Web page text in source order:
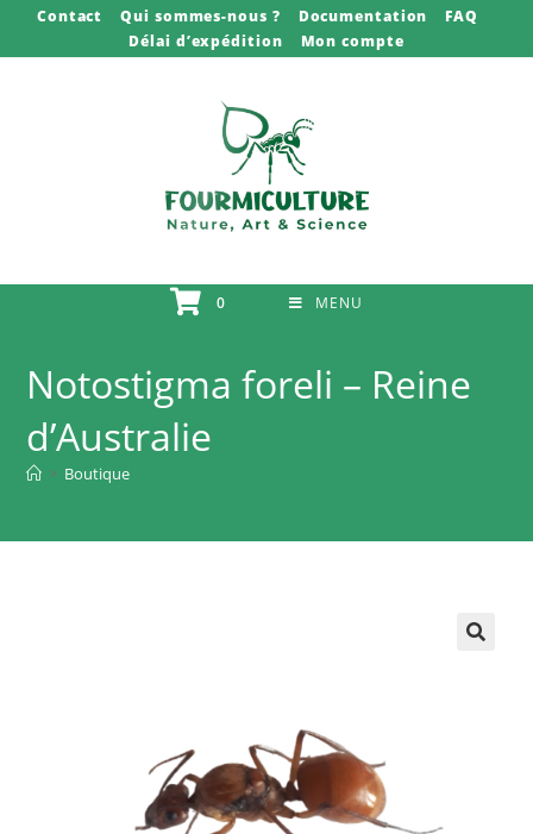
Contact Qui sommes-nous ? Documentation
FAQ
Délai d’expédition
Mon compte
0 MENU
Notostigma foreli – Reine
d’Australie
> Boutique